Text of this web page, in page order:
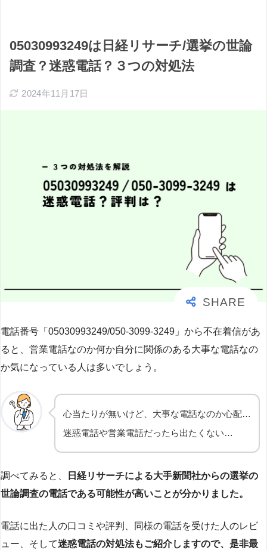
05030993249は日経リサーチ/選挙の世論
調査？迷惑電話？３つの対処法
2024年11月17日
電話番号「05030993249/050-3099-3249」から不在着信があ
ると、営業電話なのか何か自分に関係のある大事な電話なの
か気になっている人は多いでしょう。
心当たりが無いけど、大事な電話なのか心配…
迷惑電話や営業電話だったら出たくない…
調べてみると、
日経リサーチによる大手新聞社からの選挙の
世論調査の電話である可能性が高いことが分かりました。
電話に出た人の口コミや評判、同様の電話を受けた人のレビ
ュー、そして迷惑電話の対処法もご紹介しますので、是非最